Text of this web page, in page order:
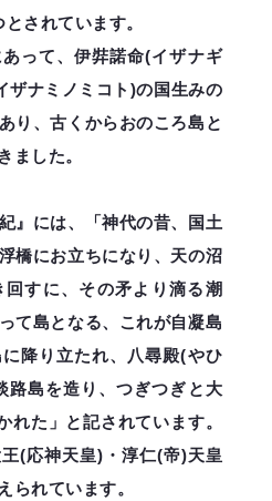
されています。
って、伊弉諾命(イザナギ
ザナミノミコト)の国生みの
り、古くからおのころ島と
ました。
』には、「神代の昔、国土
橋にお立ちになり、天の沼
すに、その矛より滴る潮
て島となる、これが自凝島
降り立たれ、八尋殿(やひ
路島を造り、つぎつぎと大
れた」と記されています。
(応神天皇)・淳仁(帝)天皇
られています。